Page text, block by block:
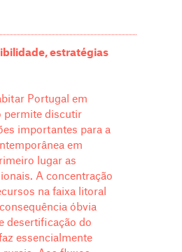
estratégias
Portugal em
permite discutir
importantes para a
em
lugar as
A concentração
na faixa litoral
óbvia
desertificação do
essencialmente